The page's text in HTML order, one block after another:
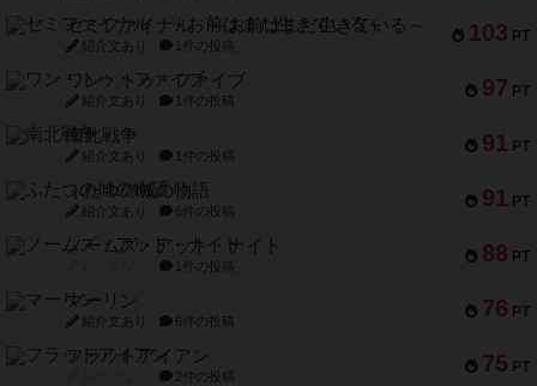
103 PT
セミファイナル ～お前はまだ生きている～
紹介文あり 1件の投稿
97 PT
ワン・トゥ・ファイブ
紹介文あり 1件の投稿
91 PT
南北戦争
紹介文あり 1件の投稿
91 PT
ふたつの城の物語
紹介文あり 6件の投稿
88 PT
ノームズ・アット・ナイト
1件の投稿
76 PT
マーリン
紹介文あり 6件の投稿
75 PT
フラットアイアン
2件の投稿